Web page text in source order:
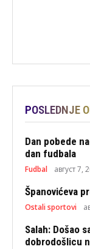
POSLEDNJE
Dan pobede
dan fudbala
Fudbal август 7,
Španovićeva
Ostali sportovi
Salah: Došao
dobrodošlicu